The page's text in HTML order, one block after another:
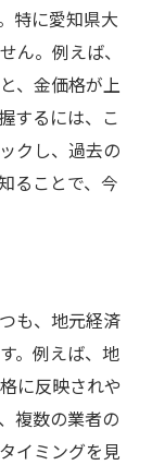
イント
の極意
ニック
視点
極め方
意点
性
徴分析
基準
戦略
活用法
特に愛知県大
ん。例えば、
、金価格が上
するには、こ
クし、過去の
ることで、今
も、地元経済
。例えば、地
に反映されや
複数の業者の
イミングを見